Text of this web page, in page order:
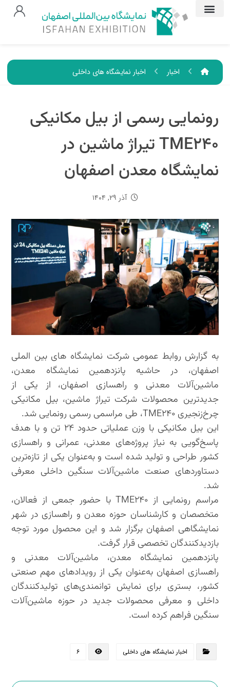
اخبار اخبار نمایشگاه های داخلی
رونمایی رسمی از بیل مکانیکی
TME۲۴۰ تیراژ ماشین در
نمایشگاه معدن اصفهان
آذر ۲۹, ۱۴۰۴
به گزارش روابط عمومی شرکت نمایشگاه های بین الملی
اصفهان، در حاشیه پانزدهمین نمایشگاه معدن،
ماشین‌آلات معدنی و راهسازی اصفهان، از یکی از
جدیدترین محصولات شرکت تیراژ ماشین، بیل مکانیکی
چرخ‌زنجیری TME۲۴۰، طی مراسمی رسمی رونمایی شد.
این بیل مکانیکی با وزن عملیاتی حدود ۲۴ تن و با هدف
پاسخ‌گویی به نیاز پروژه‌های معدنی، عمرانی و راهسازی
کشور طراحی و تولید شده است و به‌عنوان یکی از تازه‌ترین
دستاوردهای صنعت ماشین‌آلات سنگین داخلی معرفی
شد.
مراسم رونمایی از TME۲۴۰ با حضور جمعی از فعالان،
متخصصان و کارشناسان حوزه معدن و راهسازی در شهر
نمایشگاهی اصفهان برگزار شد و این محصول مورد توجه
بازدیدکنندگان تخصصی قرار گرفت.
پانزدهمین نمایشگاه معدن، ماشین‌آلات معدنی و
راهسازی اصفهان به‌عنوان یکی از رویدادهای مهم صنعتی
کشور، بستری برای نمایش توانمندی‌های تولیدکنندگان
داخلی و معرفی محصولات جدید در حوزه ماشین‌آلات
سنگین فراهم کرده است.
اخبار نمایشگاه های داخلی ۶